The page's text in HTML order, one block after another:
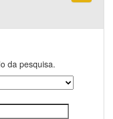
da pesquisa.